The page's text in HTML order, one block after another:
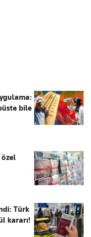
bile
özel
Türk
kararı!